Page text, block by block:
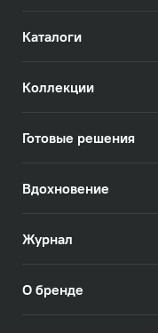
Каталоги
Коллекции
Готовые решения
Вдохновение
Журнал
О бренде